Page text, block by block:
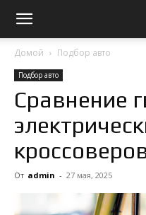
Домой Подбор авто
Подбор авто
Сравнение
От admin - 27 мая, 2025